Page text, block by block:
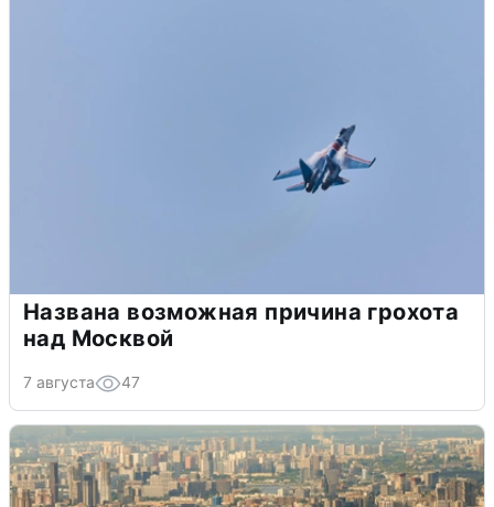
Названа возможная причина грохота
над Москвой
7 августа 47